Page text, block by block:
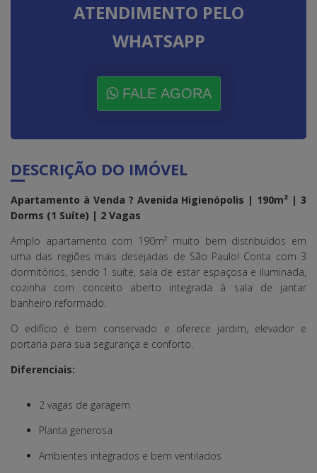
ATENDIMENTO PELO
WHATSAPP
FALE AGORA
DESCRIÇÃO DO IMÓVEL
Apartamento à Venda ? Avenida Higienópolis | 190m² | 3
Dorms (1 Suíte) | 2 Vagas
Amplo apartamento com 190m² muito bem distribuídos em
uma das regiões mais desejadas de São Paulo! Conta com 3
dormitórios, sendo 1 suíte, sala de estar espaçosa e iluminada,
cozinha com conceito aberto integrada à sala de jantar
banheiro reformado.
O edifício é bem conservado e oferece jardim, elevador e
portaria para sua segurança e conforto.
Diferenciais:
2 vagas de garagem
Planta generosa
Ambientes integrados e bem ventilados